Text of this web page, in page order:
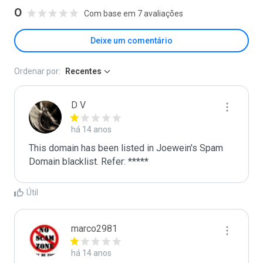
0 Com base em 7 avaliações
Deixe um comentário
Ordenar por: Recentes
D V
há 14 anos
This domain has been listed in Joewein's Spam
Domain blacklist. Refer: *****
Útil
marco2981
há 14 anos